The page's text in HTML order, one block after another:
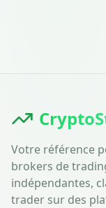
Votre référence
brokers de
indépendantes,
trader sur des